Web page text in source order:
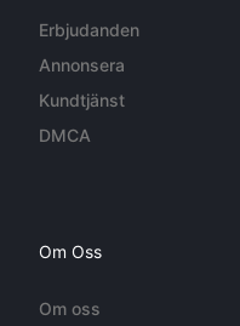
Erbjudanden
Annonsera
Kundtjänst
DMCA
Om Oss
Om oss